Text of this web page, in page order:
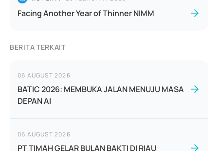
Facing Another Year of Thinner NIMM
BERITA TERKAIT
06 AUGUST 2026
BATIC 2026: MEMBUKA JALAN MENUJU MASA
DEPAN AI
06 AUGUST 2026
PT TIMAH GELAR BULAN BAKTI DI RIAU